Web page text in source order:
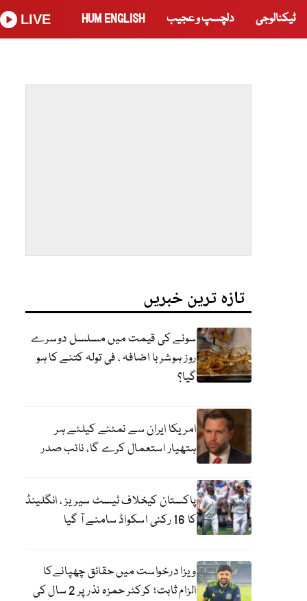
ٹیکنالوجی دلچسپ و عجیب HUM ENGLISH
LIVE
تازہ ترین خبریں
سونے کی قیمت میں مسلسل دوسرے
روز ہوشربا اضافہ ، فی تولہ کتنے کا ہو
گیا؟
امریکا ایران سے نمٹنے کیلئے ہر
ہتھیار استعمال کرے گا، نائب صدر
پاکستان کیخلاف ٹیسٹ سیریز ، انگلینڈ
کا 16 رکنی اسکواڈ سامنے آ گیا
ویزا درخواست میں حقائق چھپانےکا
الزام ثابت؛ کرکٹر حمزہ نذر پر 2 سال کی